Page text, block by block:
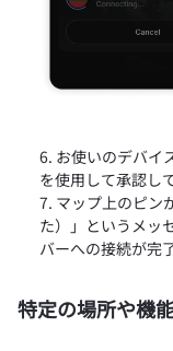
お使いのデバイ
を使用して承認し
マップ上のピン
た）」というメッ
バーへの接続が完
特定の場所や機